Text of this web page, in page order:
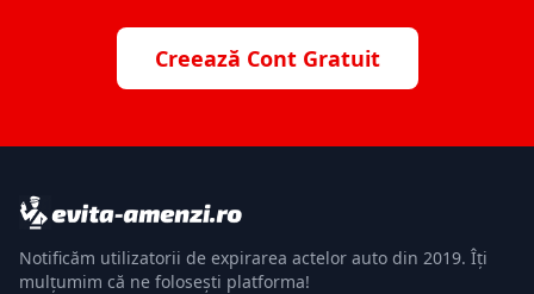
Creează Cont Gratuit
Notificăm utilizatorii de expirarea actelor auto din 2019. Îți
mulțumim că ne folosești platforma!